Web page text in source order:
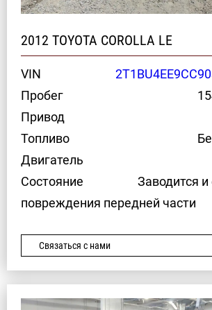
2012 TOYOTA COROLLA LE
VIN
Пробег
Привод
Топливо
Двигатель
Состояние
Заводится и
повреждения передней части
Связаться с нами